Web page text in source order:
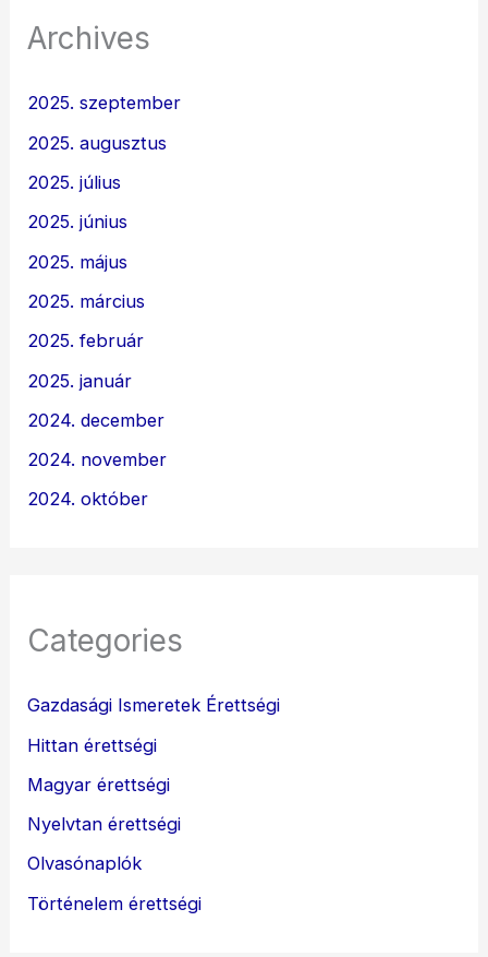
Archives
2025. szeptember
2025. augusztus
2025. július
2025. június
2025. május
2025. március
2025. február
2025. január
2024. december
2024. november
2024. október
Categories
Gazdasági Ismeretek Érettségi
Hittan érettségi
Magyar érettségi
Nyelvtan érettségi
Olvasónaplók
Történelem érettségi